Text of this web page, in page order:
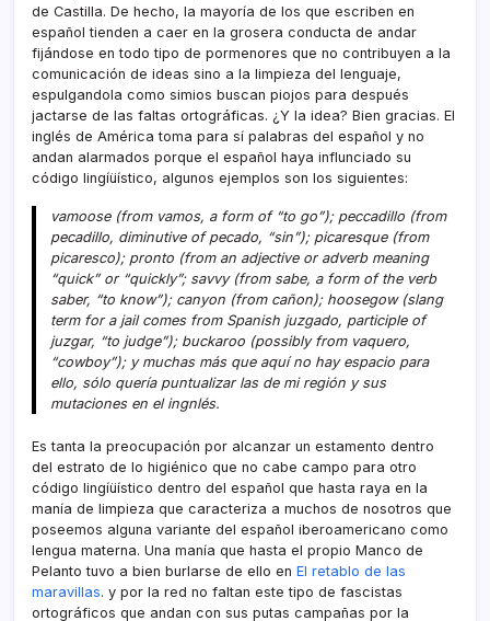
de Castilla. De hecho, la mayorí­a de los que escriben en
español tienden a caer en la grosera conducta de andar
fijándose en todo tipo de pormenores que no contribuyen a la
comunicación de ideas sino a la limpieza del lenguaje,
espulgandola como simios buscan piojos para después
jactarse de las faltas ortográficas. ¿Y la idea? Bien gracias. El
inglés de América toma para sí­ palabras del español y no
andan alarmados porque el español haya influnciado su
código lingíüí­stico, algunos ejemplos son los siguientes:
vamoose (from vamos, a form of “to go”); peccadillo (from
pecadillo, diminutive of pecado, “sin”); picaresque (from
picaresco); pronto (from an adjective or adverb meaning
“quick” or “quickly”; savvy (from sabe, a form of the verb
saber, “to know”); canyon (from cañon); hoosegow (slang
term for a jail comes from Spanish juzgado, participle of
juzgar, “to judge”); buckaroo (possibly from vaquero,
“cowboy”); y muchas más que aquí­ no hay espacio para
ello, sólo querí­a puntualizar las de mi región y sus
mutaciones en el ingnlés.
Es tanta la preocupación por alcanzar un estamento dentro
del estrato de lo higiénico que no cabe campo para otro
código lingíüí­stico dentro del español que hasta raya en la
maní­a de limpieza que caracteriza a muchos de nosotros que
poseemos alguna variante del español iberoamericano como
lengua materna. Una maní­a que hasta el propio Manco de
Pelanto tuvo a bien burlarse de ello en El retablo de las
maravillas. y por la red no faltan este tipo de fascistas
ortográficos que andan con sus putas campañas por la